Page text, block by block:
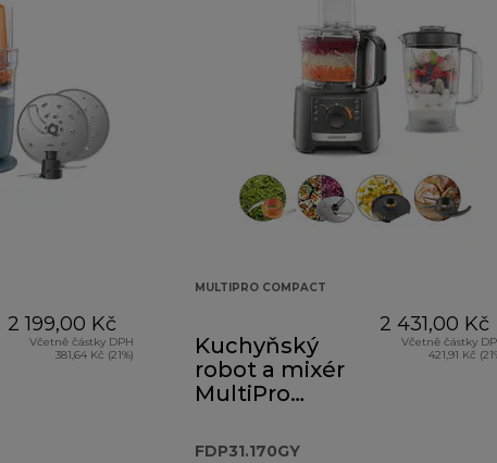
2 199,00 Kč
Včetně částky DPH
381,64 Kč (21%)
MULTIPRO COMPACT
Kuchyňský
robot a mixér
MultiPro
FDP31.170GY
FDP31.170GY
2 431,00 Kč
Včetně částky
421,91 Kč